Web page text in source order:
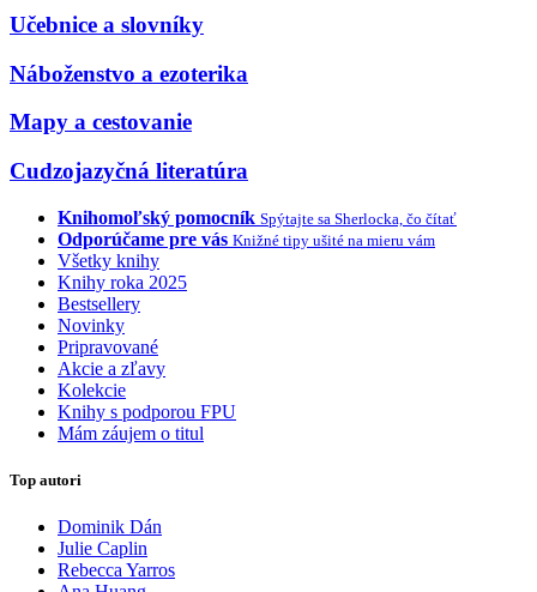
Učebnice a slovníky
Náboženstvo a ezoterika
Mapy a cestovanie
Cudzojazyčná literatúra
Knihomoľský pomocník Spýtajte sa Sherlocka, čo čítať
Odporúčame pre vás Knižné tipy ušité na mieru vám
Všetky knihy
Knihy roka 2025
Bestsellery
Novinky
Pripravované
Akcie a zľavy
Kolekcie
Knihy s podporou FPU
Mám záujem o titul
Top autori
Dominik Dán
Julie Caplin
Rebecca Yarros